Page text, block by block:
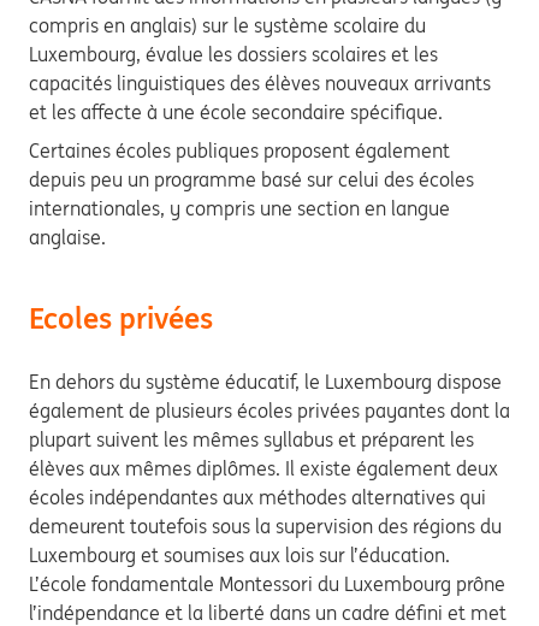
compris en anglais) sur le système scolaire du
Luxembourg, évalue les dossiers scolaires et les
capacités linguistiques des élèves nouveaux arrivants
et les affecte à une école secondaire spécifique.
Certaines écoles publiques proposent également
depuis peu un programme basé sur celui des écoles
internationales, y compris une section en langue
anglaise.
Ecoles privées
En dehors du système éducatif, le Luxembourg dispose
également de plusieurs écoles privées payantes dont la
plupart suivent les mêmes syllabus et préparent les
élèves aux mêmes diplômes. Il existe également deux
écoles indépendantes aux méthodes alternatives qui
demeurent toutefois sous la supervision des régions du
Luxembourg et soumises aux lois sur l’éducation.
L’école fondamentale Montessori du Luxembourg prône
l’indépendance et la liberté dans un cadre défini et met